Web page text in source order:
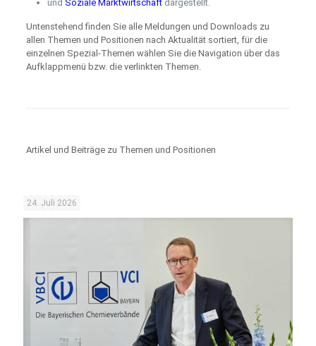
und Soziale Marktwirtschaftdargestellt.
Untenstehend finden Sie alle Meldungen und Downloads zu
allen Themen und Positionen nach Aktualität sortiert, für die
einzelnen Spezial-Themen wählen Sie die Navigation über das
Aufklappmenü bzw. die verlinkten Themen.
Artikel und Beiträge zu Themen und Positionen
24. Juli 2026